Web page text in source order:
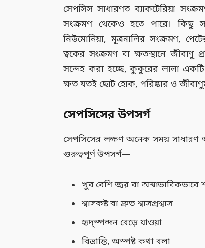
সেপসিস সাধারণত ব্যাকটেরিয়া
সংক্রমণ থেকেও হতে পারে। কিছু
নিউমোনিয়া, মূত্রনালির সংক্রমণ,
ত্বকের সংক্রমণ বা ক্ষতস্থানে জীবাণু
সন্দেহ করা হচ্ছে, কুকুরের লালা একটি
ক্ষত যতই ছোট হোক, পরিষ্কার ও
সেপসিসের উপসর্গ
সেপসিসের লক্ষণ অনেক সময় সাধারণ
গুরুত্বপূর্ণ উপসর্গ—
খুব বেশি জ্বর বা অস্বাভাবিকভাবে
শ্বাসকষ্ট বা দ্রুত শ্বাসপ্রশ্বাস
হৃদ্‌স্পন্দন বেড়ে যাওয়া
বিভ্রান্তি, অস্পষ্ট কথা বলা